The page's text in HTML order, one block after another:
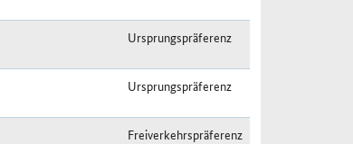
Ursprungspräferenz
Ursprungspräferenz
Freiverkehrspräferenz